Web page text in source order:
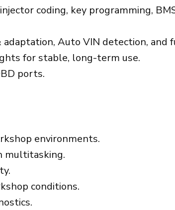
coding, key programming,
adaptation, Auto VIN detection,
for stable, long-term use.
ports.
environments.
multitasking.
conditions.